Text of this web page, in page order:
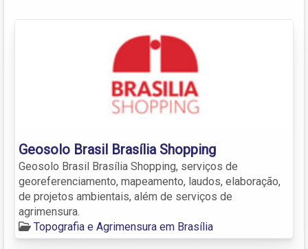
Geosolo Brasil Brasília Shopping
Geosolo Brasil Brasília Shopping, serviços de
georeferenciamento, mapeamento, laudos, elaboração,
de projetos ambientais, além de serviços de
agrimensura.
Topografia e Agrimensura em Brasília